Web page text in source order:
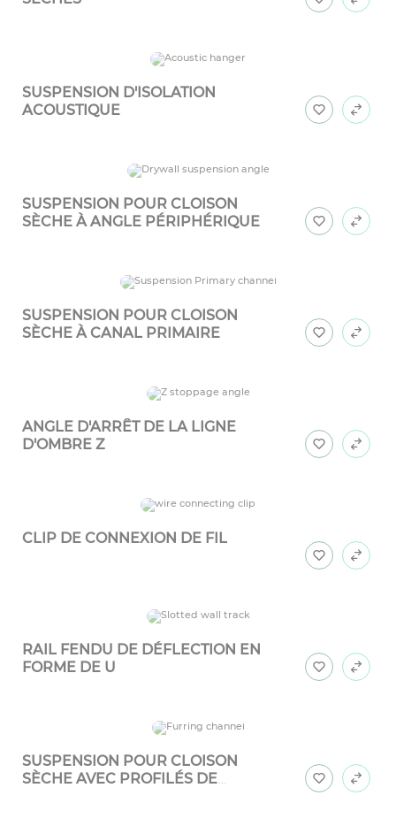
SUSPENSION D'ISOLATION
ACOUSTIQUE
SUSPENSION POUR CLOISON
SÈCHE À ANGLE PÉRIPHÉRIQUE
SUSPENSION POUR CLOISON
SÈCHE À CANAL PRIMAIRE
ANGLE D'ARRÊT DE LA LIGNE
D'OMBRE Z
CLIP DE CONNEXION DE FIL
RAIL FENDU DE DÉFLECTION EN
FORME DE U
SUSPENSION POUR CLOISON
SÈCHE AVEC PROFILÉS DE